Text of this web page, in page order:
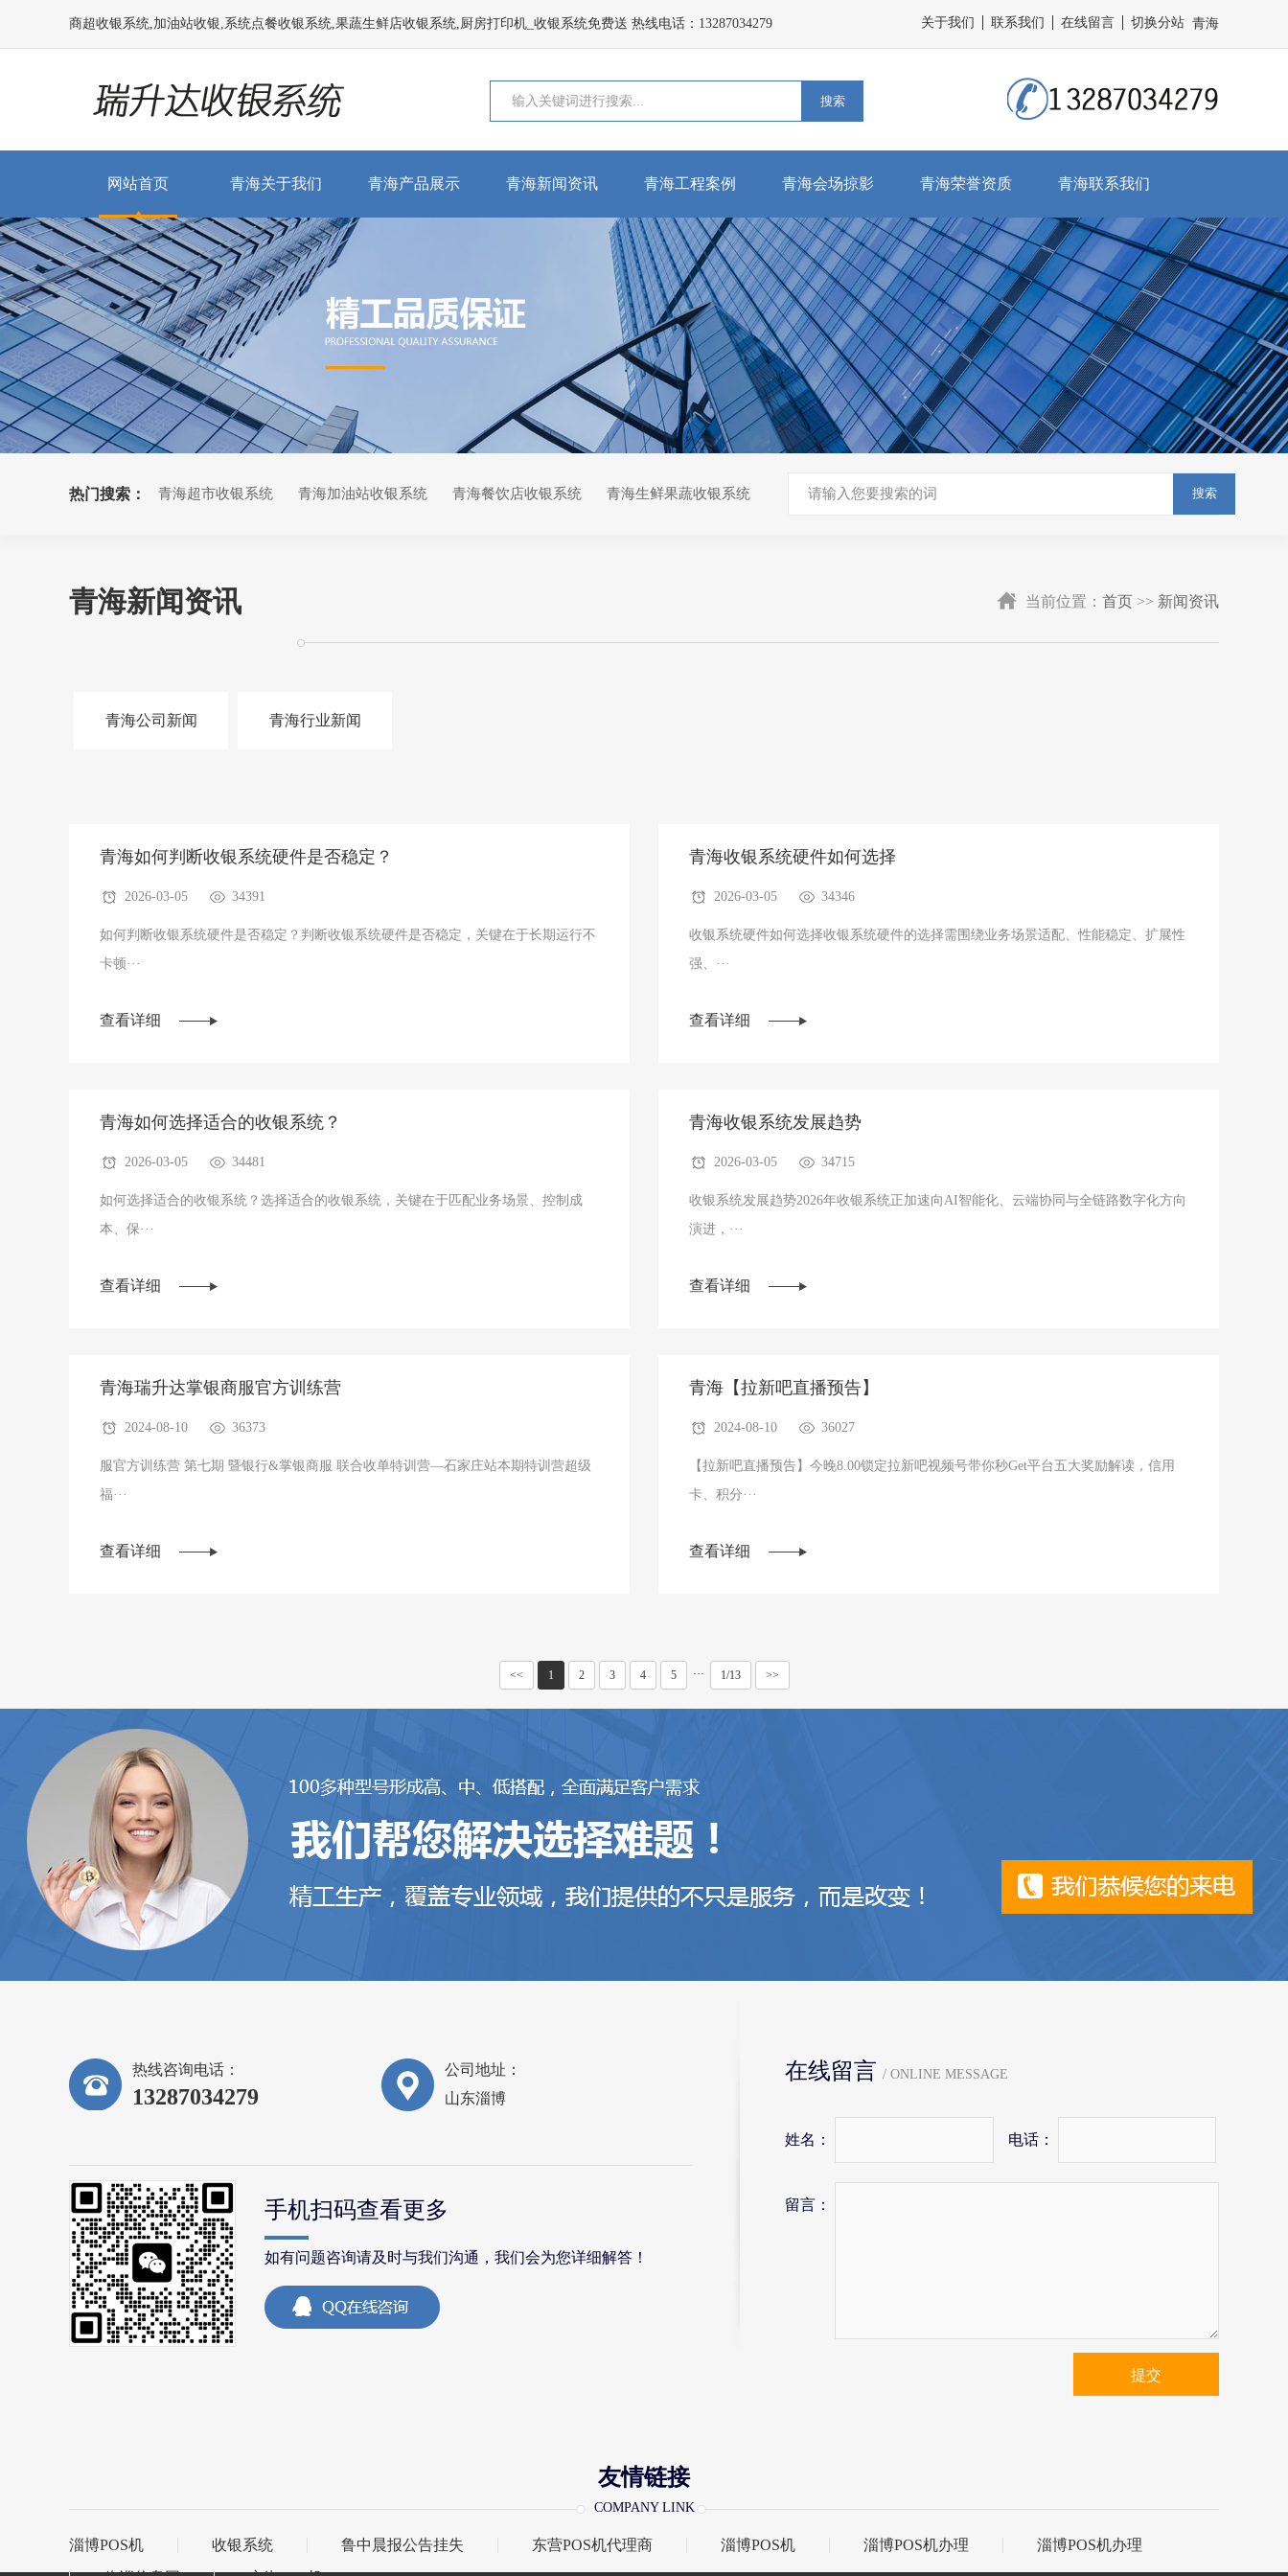
商超收银系统,加油站收银,系统点餐收银系统,果蔬生鲜店收银系统,厨房打印机_收银系统免费送 热线电话：13287034279 关于我们 联系我们 在线留言 青海
切换分站
搜索
网站首页 青海关于我们 青海产品展示 青海新闻资讯 青海工程案例 青海会场掠影 青海荣誉资质 青海联系我们
热门搜索： 青海超市收银系统 青海加油站收银系统 青海餐饮店收银系统 青海生鲜果蔬收银系统 搜索
青海新闻资讯 当前位置： 首页 >> 新闻资讯
青海公司新闻 青海行业新闻
青海如何判断收银系统硬件是否稳定？
2026-03-05 34391
如何判断收银系统硬件是否稳定？判断收银系统硬件是否稳定，关键在于‌长期运行不
卡顿···
查看详细
青海收银系统硬件如何选择
2026-03-05 34346
收银系统硬件如何选择收银系统硬件的选择需围绕‌业务场景适配、性能稳定、扩展性
强、···
查看详细
青海如何选择适合的收银系统？
2026-03-05 34481
如何选择适合的收银系统？选择适合的收银系统，关键在于‌匹配业务场景、控制成
本、保···
查看详细
青海收银系统发展趋势
2026-03-05 34715
收银系统发展趋势2026年收银系统正加速向AI智能化、云端协同与全链路数字化方向
演进，···
查看详细
青海瑞升达掌银商服官方训练营
2024-08-10 36373
服官方训练营 第七期 暨银行&掌银商服 联合收单特训营—石家庄站本期特训营超级
福···
查看详细
青海【拉新吧直播预告】
2024-08-10 36027
【拉新吧直播预告】今晚8.00锁定拉新吧视频号带你秒Get平台五大奖励解读，信用
卡、积分···
查看详细
<< 1 2 3 4 5 ··· 1/13 >>
热线咨询电话：
13287034279
公司地址：
山东淄博
手机扫码查看更多
如有问题咨询请及时与我们沟通，我们会为您详细解答！
在线留言 / ONLINE MESSAGE
姓名： 电话：
留言：
提交
友情链接
COMPANY LINK
淄博POS机 收银系统 鲁中晨报公告挂失 东营POS机代理商 淄博POS机 淄博POS机办理
淄博POS机办理